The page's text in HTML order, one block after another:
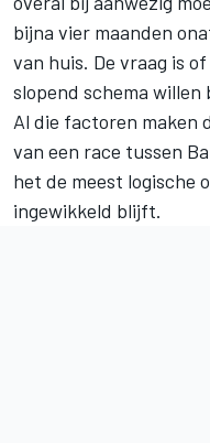
bijna vier maanden
van huis. De vraag is
slopend schema willen
Al die factoren maken
van een race tussen
het de meest logische
ingewikkeld blijft.